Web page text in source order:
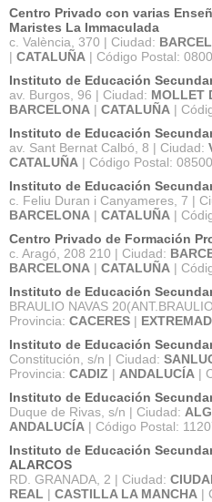
Centro Privado con varias
Maristes La Immaculada
c. València, 370 | Ciudad:
| CATALUÑA | Código Postal:
Instituto de Educación
av. Burgos, 96 | Ciudad: MOLLET
BARCELONA | CATALUÑA |
Instituto de Educación
av. Sant Bernat Calbó, 8 | Ciudad:
CATALUÑA | Código Postal: 08500
Instituto de Educación
c. Feliu Duran i Canyameres, 7 |
BARCELONA | CATALUÑA |
Centro Privado de Formación
c. Aragó, 208 210 | Ciudad:
BARCELONA | CATALUÑA |
Instituto de Educación
BRAULIO NAVAS
Provincia: CACERES |
Instituto de Educación
Constitución, s/n | Ciudad:
Provincia: CADIZ | ANDALUCÍA |
Instituto de Educación
Duque de Rivas, s/n | Ciudad:
ANDALUCÍA | Código Postal:
Instituto de Educación
ALARCOS
RD. GRANADA, 2 | Ciudad:
REAL | CASTILLA LA MANCHA |